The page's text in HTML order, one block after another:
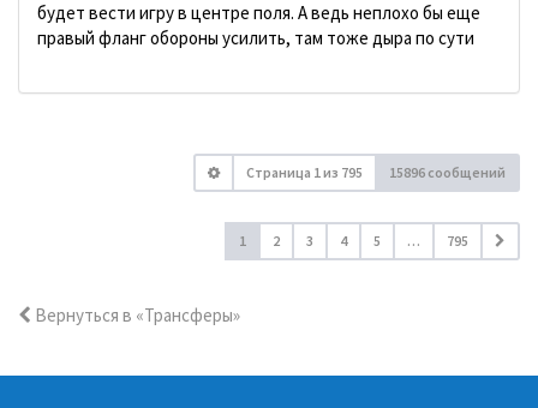
будет вести игру в центре поля. А ведь неплохо бы еще
правый фланг обороны усилить, там тоже дыра по сути
Страница 1из 795 15896 сообщений
1 2 3 4 5 … 795
Вернуться в «Трансферы»